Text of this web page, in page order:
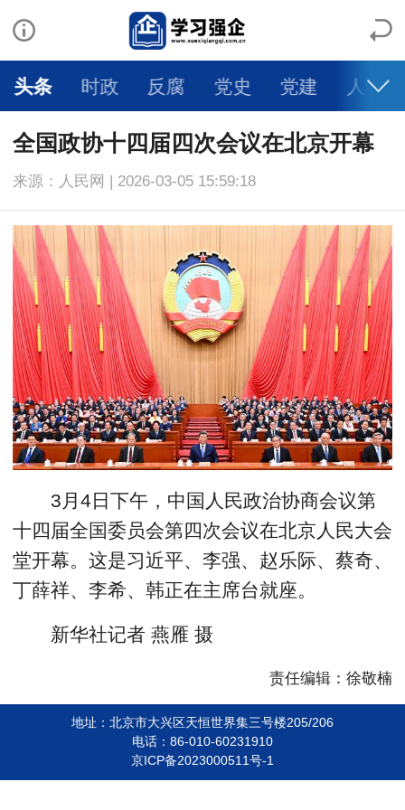
头条 时政 反腐 党史 党建 人物
全国政协十四届四次会议在北京开幕
来源：人民网 | 2026-03-05 15:59:18
3月4日下午，中国人民政治协商会议第
十四届全国委员会第四次会议在北京人民大会
堂开幕。这是习近平、李强、赵乐际、蔡奇、
丁薛祥、李希、韩正在主席台就座。
新华社记者 燕雁 摄
责任编辑：徐敬楠
地址：北京市大兴区天恒世界集三号楼205/206
电话：86-010-60231910
京ICP备2023000511号-1